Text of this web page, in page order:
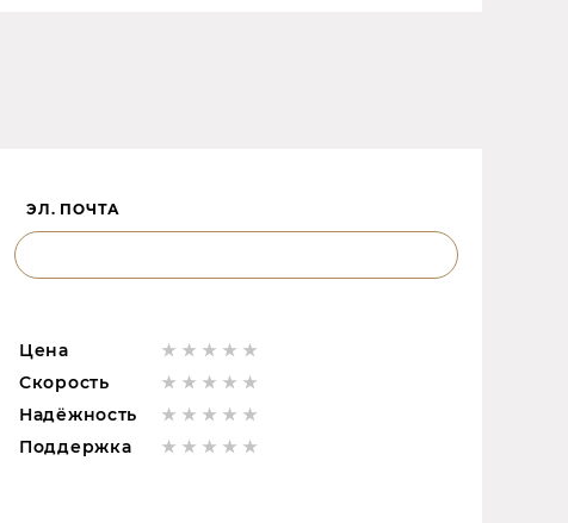
ЭЛ. ПОЧТА
Цена
Скорость
Надёжность
Поддержка